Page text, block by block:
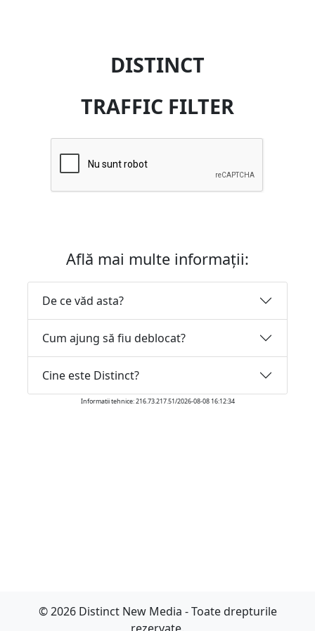
DISTINCT
TRAFFIC FILTER
Află mai multe informații:
De ce văd asta?
Cum ajung să fiu deblocat?
Cine este Distinct?
Informatii tehnice: 216.73.217.51/2026-08-08 16:12:34
© 2026 Distinct New Media - Toate drepturile